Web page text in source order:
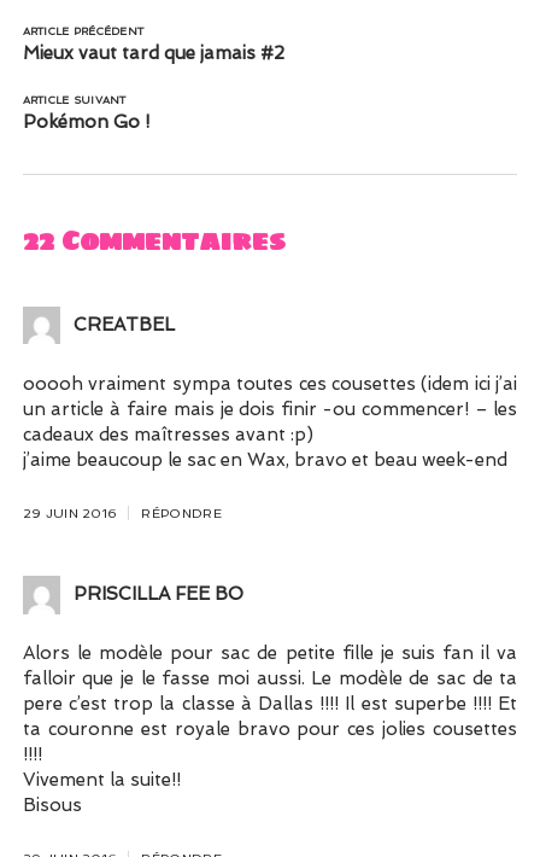
ARTICLE PRÉCÉDENT
Mieux vaut tard que jamais #2
ARTICLE SUIVANT
Pokémon Go !
22 Commentaires
CREATBEL
ooooh vraiment sympa toutes ces cousettes (idem ici j’ai
un article à faire mais je dois finir -ou commencer! – les
cadeaux des maîtresses avant :p)
j’aime beaucoup le sac en Wax, bravo et beau week-end
29 JUIN 2016 RÉPONDRE
PRISCILLA FEE BO
Alors le modèle pour sac de petite fille je suis fan il va
falloir que je le fasse moi aussi. Le modèle de sac de ta
pere c’est trop la classe à Dallas !!!! Il est superbe !!!! Et
ta couronne est royale bravo pour ces jolies cousettes
!!!!
Vivement la suite!!
Bisous